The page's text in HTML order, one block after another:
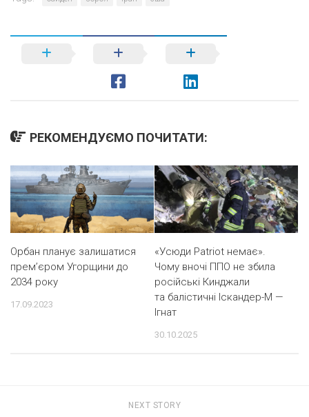
РЕКОМЕНДУЄМО ПОЧИТАТИ:
Орбан планує залишатися
прем’єром Угорщини до
2034 року
17.09.2023
«Усюди Patriot немає».
Чому вночі ППО не збила
російські Кинджали
та балістичні Іскандер-М —
Ігнат
30.10.2025
NEXT STORY